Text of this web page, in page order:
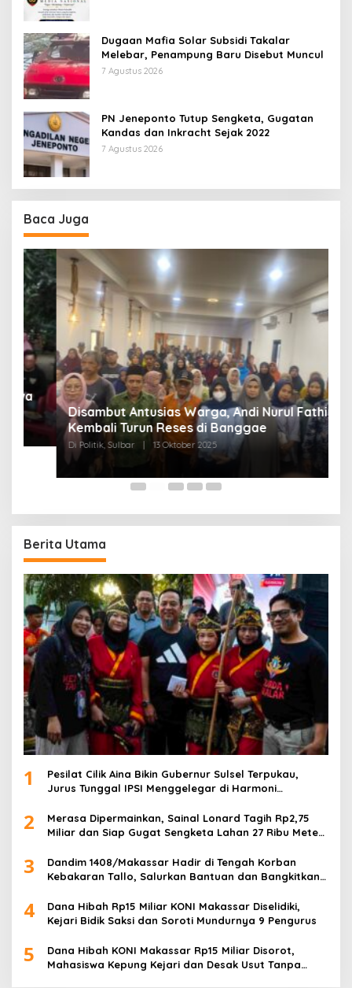
Dugaan Mafia Solar Subsidi Takalar
Melebar, Penampung Baru Disebut Muncul
7 Agustus 2026
PN Jeneponto Tutup Sengketa, Gugatan
Kandas dan Inkracht Sejak 2022
7 Agustus 2026
Baca Juga
Disambut Antusias Warga, Andi Nurul Fathiya
Kembali Turun Reses di Banggae
Di Politik, Sulbar | 13 Oktober 2025
Berita Utama
1
Pesilat Cilik Aina Bikin Gubernur Sulsel Terpukau,
Jurus Tunggal IPSI Menggelegar di Harmoni
2
Merasa Dipermainkan, Sainal Lonard Tagih Rp2,75
Miliar dan Siap Gugat Sengketa Lahan 27 Ribu Meter
3
Dandim 1408/Makassar Hadir di Tengah Korban
Kebakaran Tallo, Salurkan Bantuan dan Bangkitkan
4
Dana Hibah Rp15 Miliar KONI Makassar Diselidiki,
Kejari Bidik Saksi dan Soroti Mundurnya 9 Pengurus
5
Dana Hibah KONI Makassar Rp15 Miliar Disorot,
Mahasiswa Kepung Kejari dan Desak Usut Tanpa